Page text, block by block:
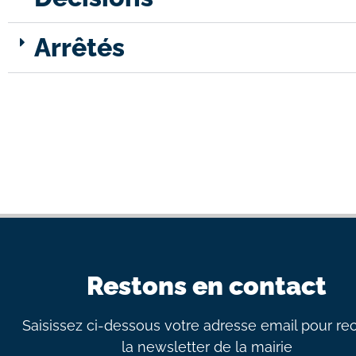
Arrêtés
Restons en contact
Saisissez ci-dessous votre adresse email pour
la newsletter de la mairie